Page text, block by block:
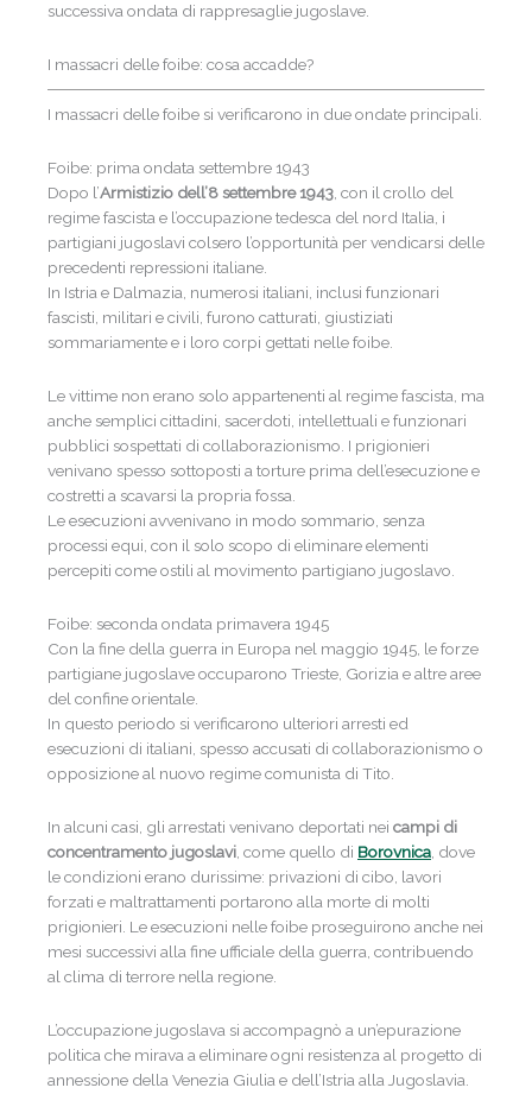
successiva ondata di rappresaglie jugoslave.
I massacri delle foibe: cosa accadde?
I massacri delle foibe si verificarono in due ondate principali.
Foibe: prima ondata settembre 1943
Dopo l’Armistizio dell’8 settembre 1943, con il crollo del
regime fascista e l’occupazione tedesca del nord Italia, i
partigiani jugoslavi colsero l’opportunità per vendicarsi delle
precedenti repressioni italiane.
In Istria e Dalmazia, numerosi italiani, inclusi funzionari
fascisti, militari e civili, furono catturati, giustiziati
sommariamente e i loro corpi gettati nelle foibe.
Le vittime non erano solo appartenenti al regime fascista, ma
anche semplici cittadini, sacerdoti, intellettuali e funzionari
pubblici sospettati di collaborazionismo. I prigionieri
venivano spesso sottoposti a torture prima dell’esecuzione e
costretti a scavarsi la propria fossa.
Le esecuzioni avvenivano in modo sommario, senza
processi equi, con il solo scopo di eliminare elementi
percepiti come ostili al movimento partigiano jugoslavo.
Foibe: seconda ondata primavera 1945
Con la fine della guerra in Europa nel maggio 1945, le forze
partigiane jugoslave occuparono Trieste, Gorizia e altre aree
del confine orientale.
In questo periodo si verificarono ulteriori arresti ed
esecuzioni di italiani, spesso accusati di collaborazionismo o
opposizione al nuovo regime comunista di Tito.
In alcuni casi, gli arrestati venivano deportati nei campi di
concentramento jugoslavi , come quello di Borovnica , dove
le condizioni erano durissime: privazioni di cibo, lavori
forzati e maltrattamenti portarono alla morte di molti
prigionieri. Le esecuzioni nelle foibe proseguirono anche nei
mesi successivi alla fine ufficiale della guerra, contribuendo
al clima di terrore nella regione.
L’occupazione jugoslava si accompagnò a un’epurazione
politica che mirava a eliminare ogni resistenza al progetto di
annessione della Venezia Giulia e dell’Istria alla Jugoslavia.